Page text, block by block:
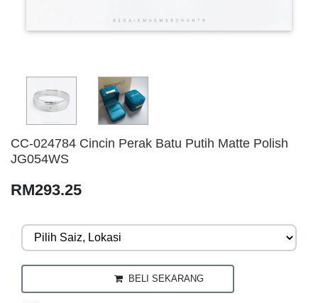
CC-024784 Cincin Perak Batu Putih Matte Polish
JG054WS
RM293.25
BELI SEKARANG